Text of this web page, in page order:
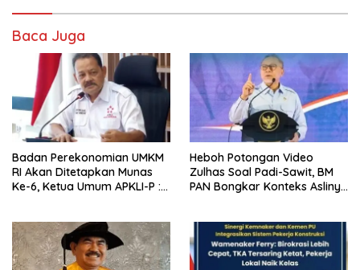
Baca Juga
Badan Perekonomian UMKM
RI Akan Ditetapkan Munas
Ke-6, Ketua Umum APKLI-P :
Heboh Potongan Video
Zulhas Soal Padi-Sawit, BM
PAN Bongkar Konteks Aslinya